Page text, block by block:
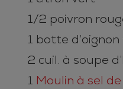
1/2 poivron
1 botte
2 cuil. à soupe
1 Moulin à sel